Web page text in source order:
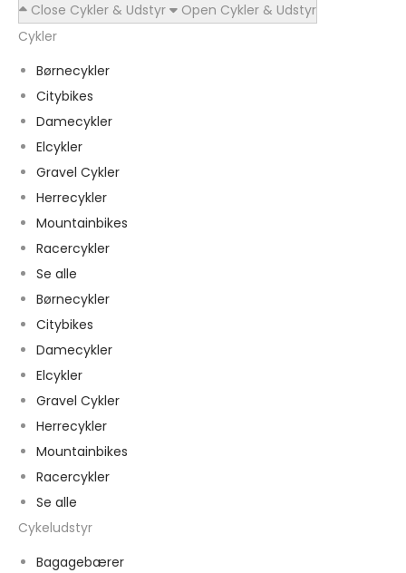
Close Cykler & Udstyr
Open Cykler & Udstyr
Cykler
Børnecykler
Citybikes
Damecykler
Elcykler
Gravel Cykler
Herrecykler
Mountainbikes
Racercykler
Se alle
Børnecykler
Citybikes
Damecykler
Elcykler
Gravel Cykler
Herrecykler
Mountainbikes
Racercykler
Se alle
Cykeludstyr
Bagagebærer